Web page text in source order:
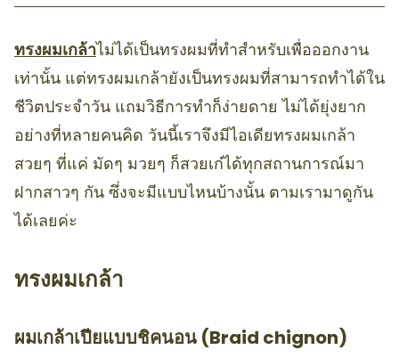
ทรงผมเกล้าไม่ได้เป็นทรงผมที่ทำสำหรับเพื่อออกงาน
เท่านั้น แต่ทรงผมเกล้ายังเป็นทรงผมที่สามารถทำได้ใน
ชีวิตประจำวัน แถมวิธีการทำก็ง่ายดาย ไม่ได้ยุ่งยาก
อย่างที่หลายคนคิด วันนี้เราจึงมีไอเดียทรงผมเกล้า
สวยๆ ที่แค่ มัดๆ มวยๆ ก็สวยเก๋ได้ทุกสถานการณ์มา
ฝากสาวๆ กัน ซึ่งจะมีแบบไหนบ้างนั้น ตามเรามาดูกัน
ได้เลยค่ะ
ทรงผมเกล้า
ผมเกล้าเปียแบบชิคนอน (Braid chignon)